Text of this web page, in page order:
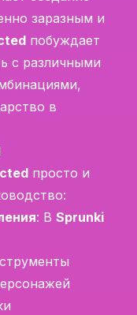
заразным и
побуждает
с различными
в
просто и
: В Sprunki